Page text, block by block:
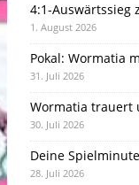
4:1-Auswärtssieg
1. August 2026
Pokal: Wormatia
31. Juli 2026
Wormatia trauert
30. Juli 2026
Deine
28. Juli 2026